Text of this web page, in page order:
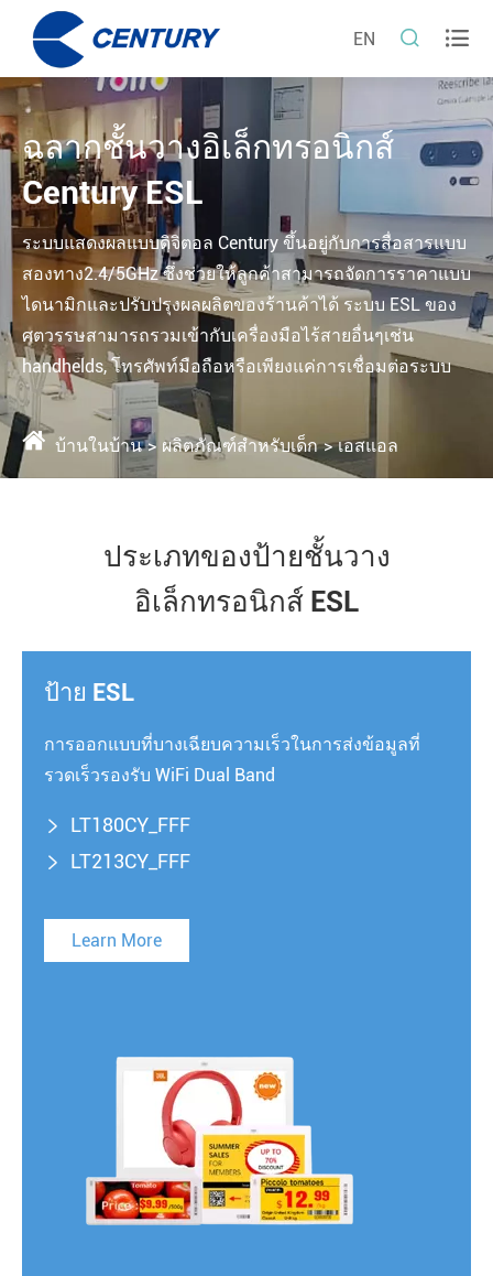
EN  
ฉลากชั้นวางอิเล็กทรอนิกส์
Century ESL
ระบบแสดงผลแบบดิจิตอล Century ขึ้นอยู่กับการสื่อสารแบบ
สองทาง2.4/5GHz ซึ่งช่วยให้ลูกค้าสามารถจัดการราคาแบบ
ไดนามิกและปรับปรุงผลผลิตของร้านค้าได้ ระบบ ESL ของ
ศตวรรษสามารถรวมเข้ากับเครื่องมือไร้สายอื่นๆเช่น
handhelds, โทรศัพท์มือถือหรือเพียงแค่การเชื่อมต่อระบบ
บ้านในบ้าน ผลิตภัณฑ์สำหรับเด็ก เอสแอล
ประเภทของป้ายชั้นวาง
อิเล็กทรอนิกส์ ESL
ป้าย ESL
การออกแบบที่บางเฉียบความเร็วในการส่งข้อมูลที่
รวดเร็วรองรับ WiFi Dual Band
 LT180CY_FFF
 LT213CY_FFF
Learn More